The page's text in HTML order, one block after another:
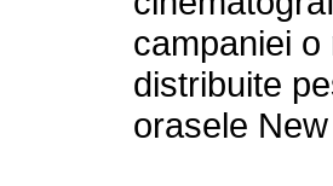
campaniei
distribuite
orasele